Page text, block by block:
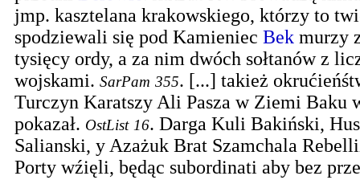
jmp. kasztelana krakowskiego, którzy to
spodziewali się pod Kamieniec Bek murzy
tysięcy ordy, a za nim dwóch sołtanów z
wojskami. SarPam 355. [...] takież
Turczyn Karatszy Ali Pasza w Ziemi Baku
pokazał. OstList 16. Darga Kuli Bakiński,
Salianski, y Azażuk Brat Szamchala
Porty wźięli, będąc subordinati aby bez